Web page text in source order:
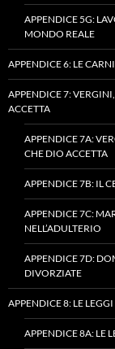
APPENDICE 5G:
MONDO REALE
APPENDICE 6: LE
APPENDICE 7:
ACCETTA
APPENDICE 7A:
CHE DIO ACCETTA
APPENDICE 7B: IL
APPENDICE 7C:
NELL’ADULTERIO
APPENDICE 7D:
DIVORZIATE
APPENDICE 8: LE
APPENDICE 8A: LE